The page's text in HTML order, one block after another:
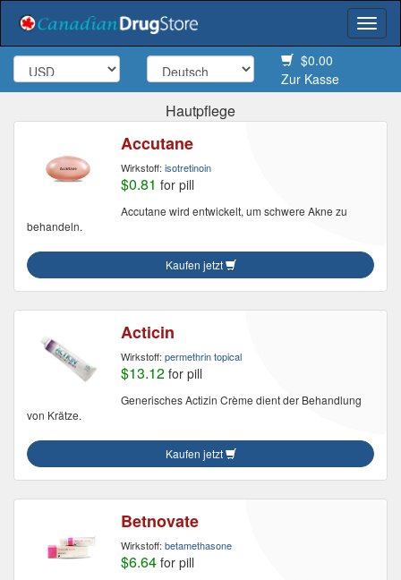
$0.00
Zur Kasse
Hautpflege
Accutane
Wirkstoff: isotretinoin
$0.81 for pill
Accutane wird entwickelt, um schwere Akne zu
behandeln.
Kaufen jetzt
Acticin
Wirkstoff: permethrin topical
$13.12 for pill
Generisches Actizin Crème dient der Behandlung
von Krätze.
Kaufen jetzt
Betnovate
Wirkstoff: betamethasone
$6.64 for pill